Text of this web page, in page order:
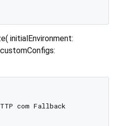
initialEnvironment:
com Fallback